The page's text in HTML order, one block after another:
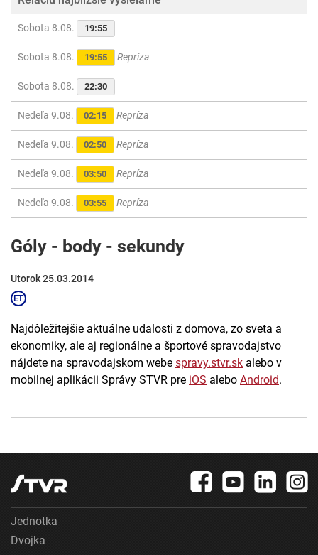
Sobota 8.08. 19:55
Sobota 8.08. 19:55 Repríza
Sobota 8.08. 22:30
Nedeľa 9.08. 02:15 Repríza
Nedeľa 9.08. 02:50 Repríza
Nedeľa 9.08. 03:50 Repríza
Nedeľa 9.08. 03:55 Repríza
Góly - body - sekundy
Utorok 25.03.2014
Najdôležitejšie aktuálne udalosti z domova, zo sveta a
ekonomiky, ale aj regionálne a športové spravodajstvo
nájdete na spravodajskom webe spravy.stvr.sk alebo v
mobilnej aplikácii Správy STVR pre iOS alebo Android.
Jednotka
Dvojka